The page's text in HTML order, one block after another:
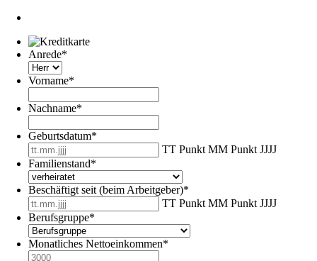
Anrede*
Vorname*
Nachname*
Geburtsdatum*
TT Punkt MM Punkt JJJJ
Familienstand*
Beschäftigt seit (beim Arbeitgeber)*
TT Punkt MM Punkt JJJJ
Berufsgruppe*
Monatliches Nettoeinkommen*